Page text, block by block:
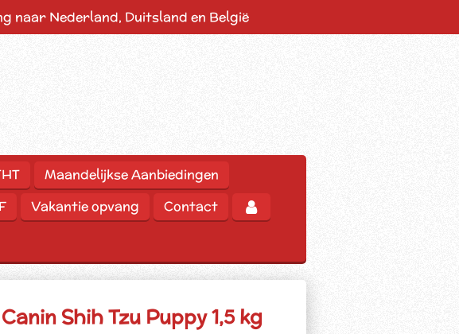
naar Nederland, Duitsland en België
Maandelijkse Aanbiedingen
Vakantie opvang Contact
Shih Tzu Puppy 1,5 kg